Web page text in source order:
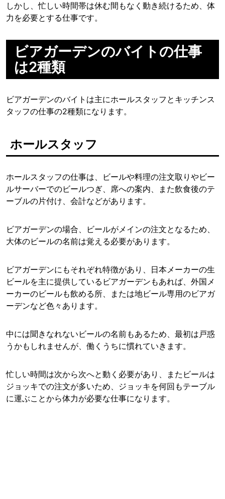
しかし、忙しい時間帯は休む間もなく動き続けるため、体
力を必要とする仕事です。
ビアガーデンのバイトの仕事
は2種類
ビアガーデンのバイトは主にホールスタッフとキッチンス
タッフの仕事の2種類になります。
ホールスタッフ
ホールスタッフの仕事は、ビールや料理の注文取りやビー
ルサーバーでのビールつぎ、席への案内、また飲食後のテ
ーブルの片付け、会計などがあります。
ビアガーデンの場合、ビールがメインの注文となるため、
大体のビールの名前は覚える必要があります。
ビアガーデンにもそれぞれ特徴があり、日本メーカーの生
ビールを主に提供しているビアガーデンもあれば、外国メ
ーカーのビールも飲める所、または地ビール専用のビアガ
ーデンなど色々あります。
中には聞きなれないビールの名前もあるため、最初は戸惑
うかもしれませんが、働くうちに慣れていきます。
忙しい時間は次から次へと動く必要があり、またビールは
ジョッキでの注文が多いため、ジョッキを何回もテーブル
に運ぶことから体力が必要な仕事になります。